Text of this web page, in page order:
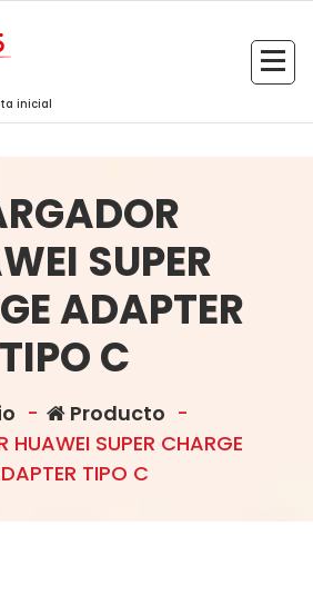
inicial
SUPER
ADAPTER
TIPO C
- Producto -
HUAWEI SUPER CHARGE
TIPO C